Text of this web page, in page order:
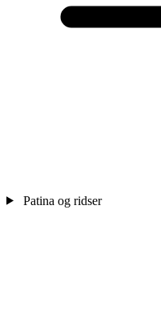
Patina og ridser